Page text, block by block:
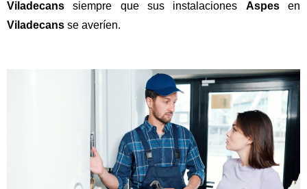
Viladecans siempre que sus instalaciones Aspesen
Viladecans se averíen.